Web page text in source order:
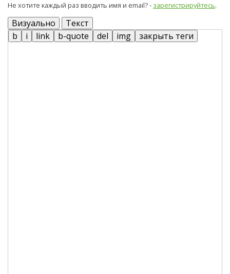
Не хотите каждый раз вводить имя и email? - зарегистрируйтесь.
Визуально Текст